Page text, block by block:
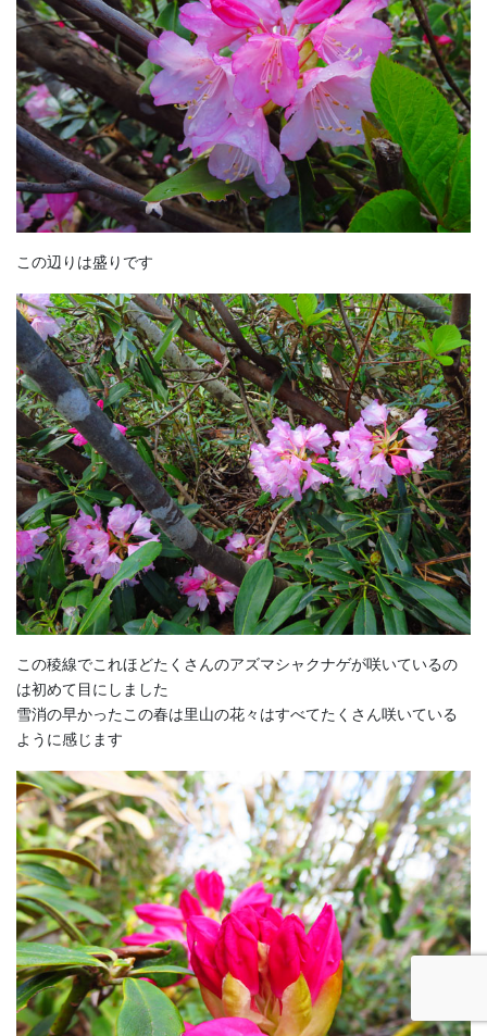
この辺りは盛りです
この稜線でこれほどたくさんのアズマシャクナゲが咲いているの
は初めて目にしました
雪消の早かったこの春は里山の花々はすべてたくさん咲いている
ように感じます